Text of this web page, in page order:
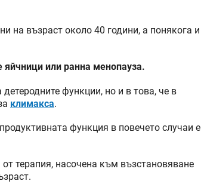
на възраст около 40 години, а понякога и
или ранна менопауза.
функции, но и в това, че в
климакса.
функция в повечето случаи е
терапия, насочена към възстановяване